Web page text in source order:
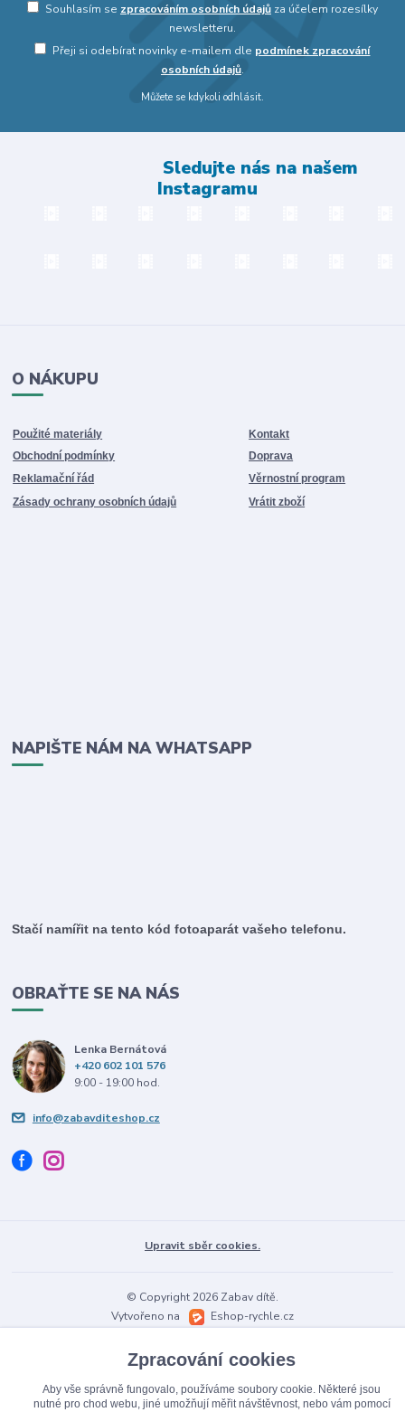
Souhlasím se zpracováním osobních údajůza účelem rozesílky
newsletteru.
Přeji si odebírat novinky e-mailem dle podmínek zpracování
osobních údajů.
Můžete se kdykoli odhlásit.
Sledujte nás na našem
Instagramu
O NÁKUPU
Použité materiály
Kontakt
Obchodní podmínky
Doprava
Reklamační řád
Věrnostní program
Zásady ochrany osobních údajů
Vrátit zboží
NAPIŠTE NÁM NA WHATSAPP
Stačí namířit na tento kód fotoaparát vašeho telefonu.
OBRAŤTE SE NA NÁS
Lenka Bernátová
+420 602 101 576
9:00 - 19:00 hod.
info@zabavditeshop.cz
Upravit sběr cookies.
© Copyright 2026 Zabav dítě.
Vytvořeno na
Eshop-rychle.cz
Zpracování cookies
Aby vše správně fungovalo, používáme soubory cookie. Některé jsou
nutné pro chod webu, jiné umožňují měřit návštěvnost, nebo vám pomocí